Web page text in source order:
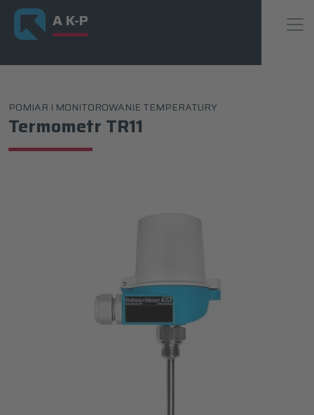
A K-P
POMIAR I MONITOROWANIE TEMPERATURY
Termometr TR11